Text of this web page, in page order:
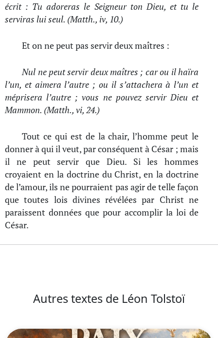
écrit : Tu adoreras le Seigneur ton Dieu, et tu le
serviras lui seul. (Matth., iv, 10.)
Et on ne peut pas servir deux maîtres :
Nul ne peut servir deux maîtres ; car ou il haïra
l’un, et aimera l’autre ; ou il s’attachera à l’un et
méprisera l’autre ; vous ne pouvez servir Dieu et
Mammon. (Matth., vi, 24.)
Tout ce qui est de la chair, l’homme peut le
donner à qui il veut, par conséquent à César ; mais
il ne peut servir que Dieu. Si les hommes
croyaient en la doctrine du Christ, en la doctrine
de l’amour, ils ne pourraient pas agir de telle façon
que toutes lois divines révélées par Christ ne
paraissent données que pour accomplir la loi de
César.
Autres textes de Léon Tolstoï